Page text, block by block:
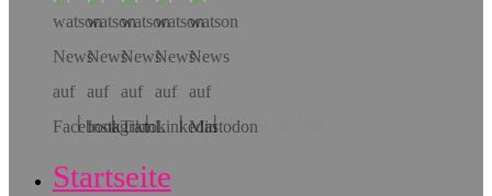
Hol dir die App!
Startseite